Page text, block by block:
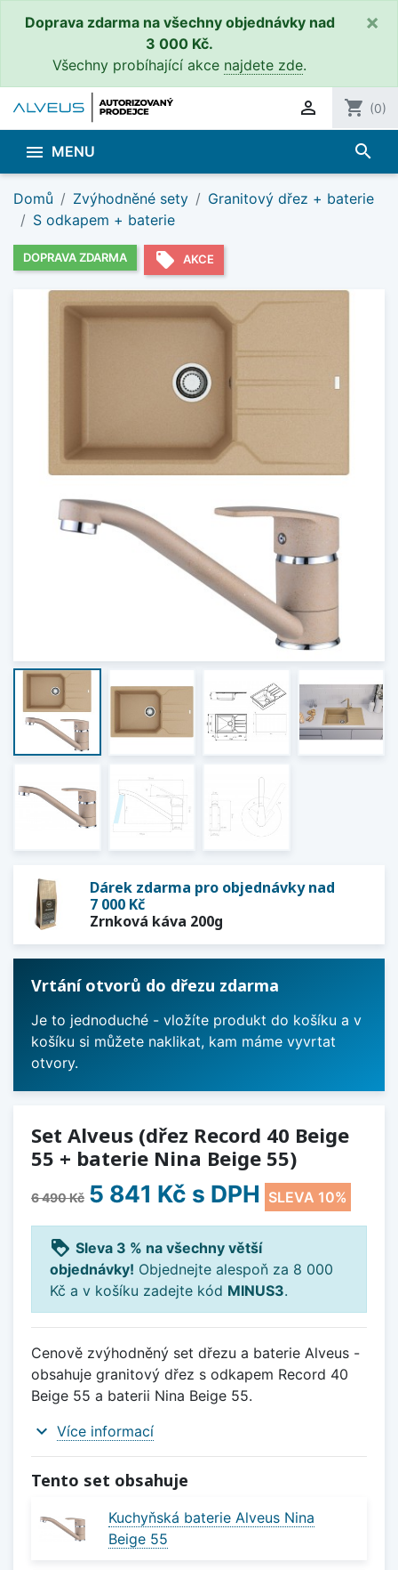
Doprava zdarma na všechny objednávky nad
3 000 Kč.
Všechny probíhající akce najdete zde.
×
 shopping_cart (0)
 MENU search
Domů Zvýhodněné sety
Granitový dřez + baterie
S odkapem + baterie
DOPRAVA ZDARMA local_offer AKCE
Dárek zdarma pro objednávky nad
7 000 Kč
Zrnková káva 200g
Vrtání otvorů do dřezu zdarma
Je to jednoduché - vložíte produkt do košíku a v
košíku si můžete naklikat, kam máme vyvrtat
otvory.
Set Alveus (dřez Record 40 Beige
55 + baterie Nina Beige 55)
6 490 Kč 5 841 Kč s DPH SLEVA 10%
loyalty Sleva 3 % na všechny větší
objednávky! Objednejte alespoň za 8 000
Kč a v košíku zadejte kód MINUS3.
Cenově zvýhodněný set dřezu a baterie Alveus -
obsahuje granitový dřez s odkapem Record 40
Beige 55 a baterii Nina Beige 55.
expand_more Více informací
Tento set obsahuje
Kuchyňská baterie Alveus Nina
Beige 55